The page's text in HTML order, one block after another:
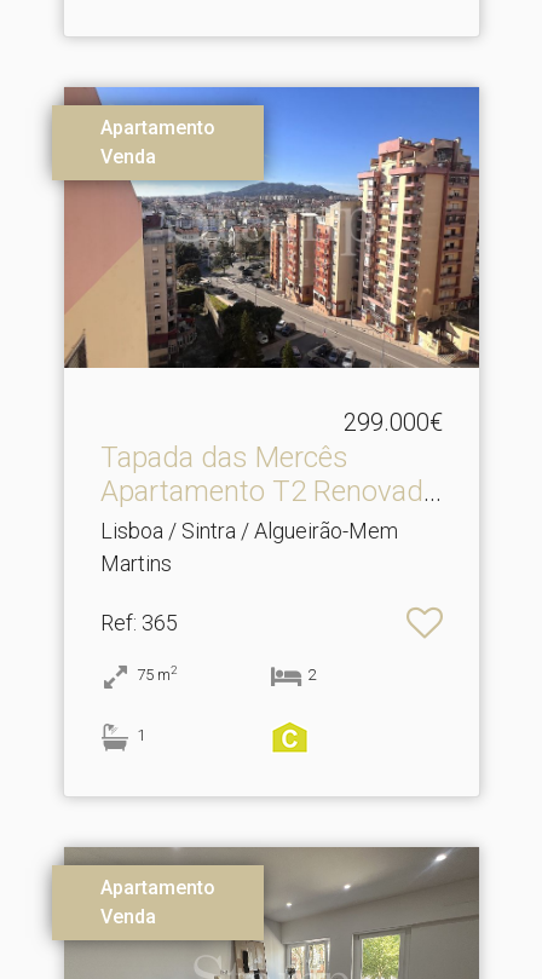
Apartamento
Venda
299.000€
Tapada das Mercês
Apartamento T2 Renovado
Vis.​..
Lisboa / Sintra / Algueirão-Mem
Martins
Ref: 365
75 m2 2
1
Apartamento
Venda